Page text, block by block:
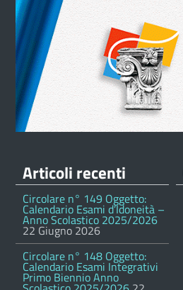
Articoli recenti
Circolare n° 149 Oggetto:
Calendario Esami d’Idoneità –
Anno Scolastico 2025/2026
22 Giugno 2026
Circolare n° 148 Oggetto:
Calendario Esami Integrativi
Primo Biennio Anno